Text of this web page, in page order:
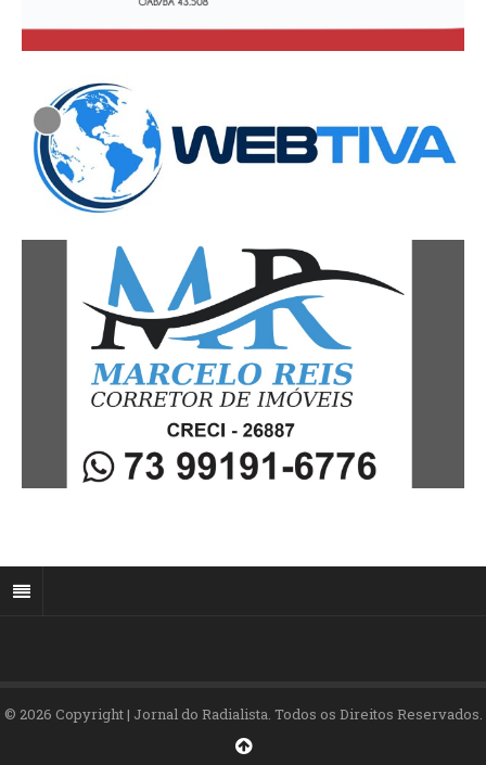
© 2026 Copyright | Jornal do Radialista. Todos os Direitos Reservados.